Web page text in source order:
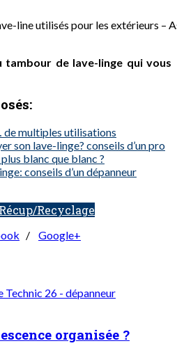
line utilisés pour les extérieurs –
tambour de lave-linge qui vous
multiples utilisations
son lave-linge? conseils d’un pro
blanc que blanc ?
conseils d’un dépanneur
Récup/Recyclage
/ Google+
organisée ?